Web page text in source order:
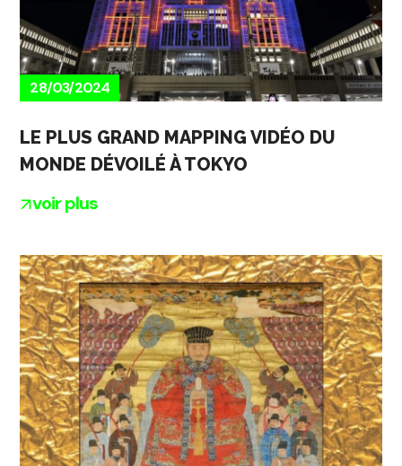
28/03/2024
LE PLUS GRAND MAPPING VIDÉO DU
MONDE DÉVOILÉ À TOKYO
voir plus